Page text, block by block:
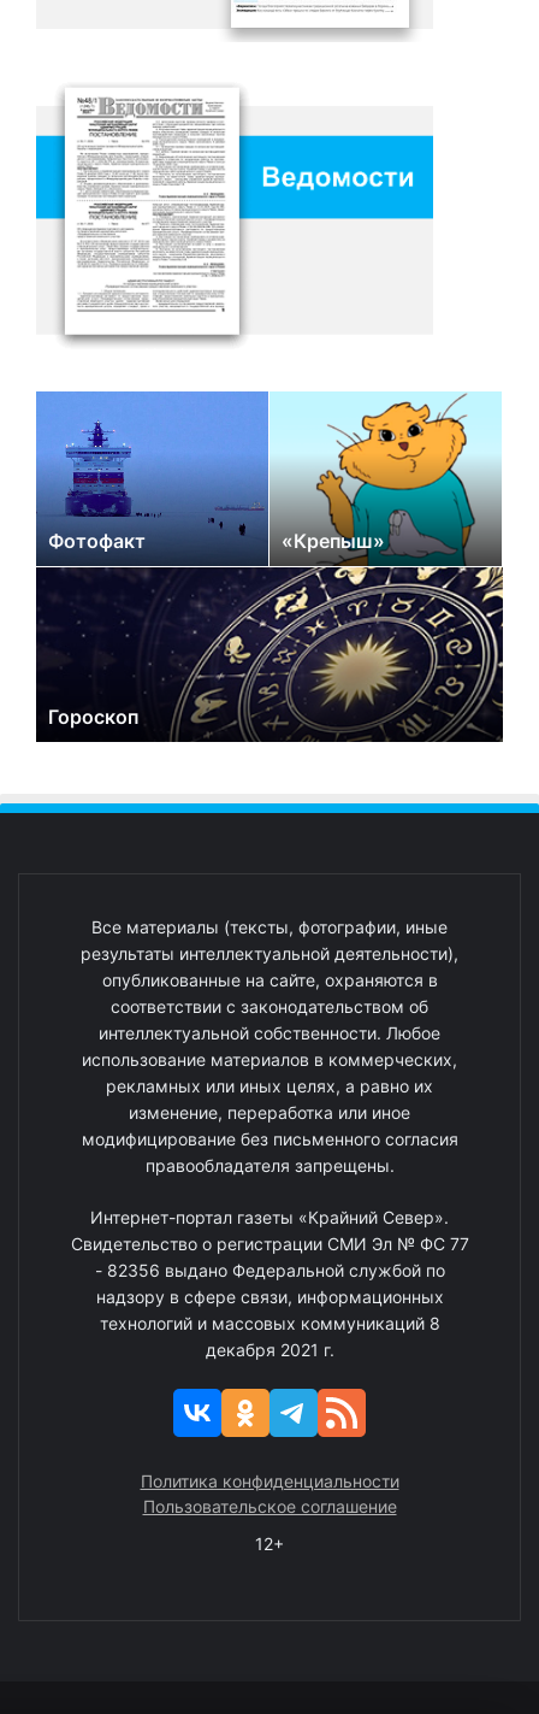
Фотофакт «Крепыш»
Гороскоп
Все материалы (тексты, фотографии, иные
результаты интеллектуальной деятельности),
опубликованные на сайте, охраняются в
соответствии с законодательством об
интеллектуальной собственности. Любое
использование материалов в коммерческих,
рекламных или иных целях, а равно их
изменение, переработка или иное
модифицирование без письменного согласия
правообладателя запрещены.
Интернет-портал газеты «Крайний Север».
Свидетельство о регистрации СМИ Эл № ФС 77
- 82356 выдано Федеральной службой по
надзору в сфере связи, информационных
технологий и массовых коммуникаций 8
декабря 2021 г.
Политика конфиденциальности
Пользовательское соглашение
12+